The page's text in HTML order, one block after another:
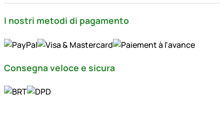
I nostri metodi di pagamento
Consegna veloce e sicura